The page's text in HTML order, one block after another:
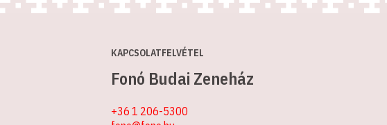
KAPCSOLATFELVÉTEL
Fonó Budai Zeneház
+36 1 206-5300